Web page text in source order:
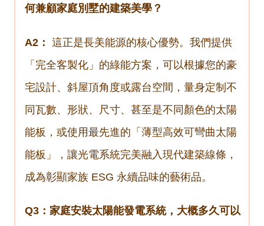
何兼顧家庭別墅的建築美學？
A2： 這正是長美能源的核心優勢。我們提供
「完全客製化」的綠能方案，可以根據您的豪
宅設計、斜屋頂角度或露台空間，量身定制不
同瓦數、形狀、尺寸、甚至是不同顏色的太陽
能板，或使用最先進的「薄型高效可彎曲太陽
能板」，讓光電系統完美融入現代建築線條，
成為彰顯家族 ESG 永續品味的藝術品。
Q3：家庭安裝太陽能發電系統，大概多久可以